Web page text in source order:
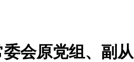
会原党组、副从